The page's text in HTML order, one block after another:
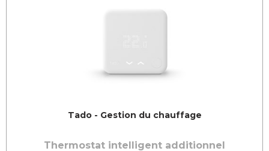
Tado - Gestion du chauffage
Thermostat intelligent additionnel